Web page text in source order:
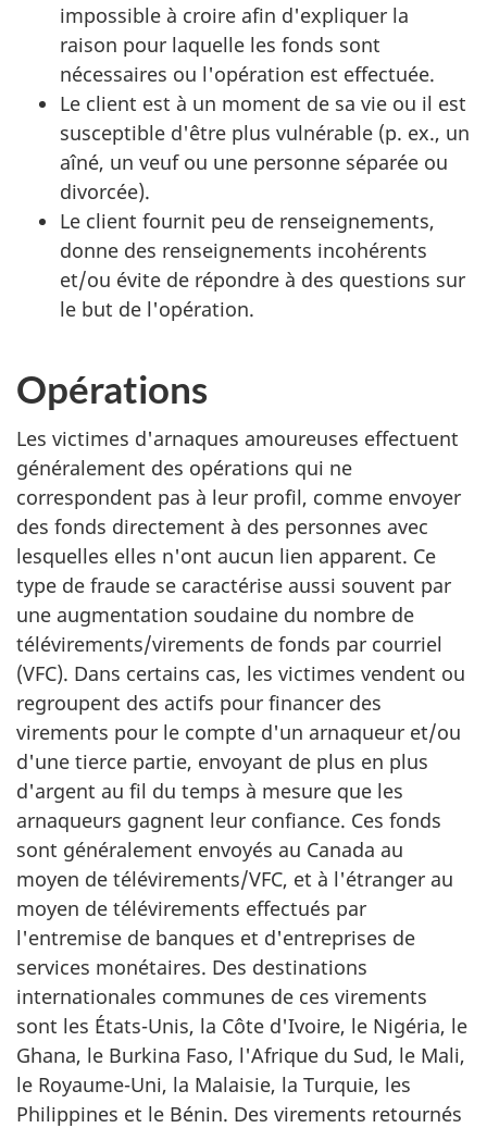
impossible à croire afin d'expliquer la
raison pour laquelle les fonds sont
nécessaires ou l'opération est effectuée.
Le client est à un moment de sa vie ou il est
susceptible d'être plus vulnérable (p. ex., un
aîné, un veuf ou une personne séparée ou
divorcée).
Le client fournit peu de renseignements,
donne des renseignements incohérents
et/ou évite de répondre à des questions sur
le but de l'opération.
Opérations
Les victimes d'arnaques amoureuses effectuent
généralement des opérations qui ne
correspondent pas à leur profil, comme envoyer
des fonds directement à des personnes avec
lesquelles elles n'ont aucun lien apparent. Ce
type de fraude se caractérise aussi souvent par
une augmentation soudaine du nombre de
télévirements/virements de fonds par courriel
(VFC). Dans certains cas, les victimes vendent ou
regroupent des actifs pour financer des
virements pour le compte d'un arnaqueur et/ou
d'une tierce partie, envoyant de plus en plus
d'argent au fil du temps à mesure que les
arnaqueurs gagnent leur confiance. Ces fonds
sont généralement envoyés au Canada au
moyen de télévirements/VFC, et à l'étranger au
moyen de télévirements effectués par
l'entremise de banques et d'entreprises de
services monétaires. Des destinations
internationales communes de ces virements
sont les États-Unis, la Côte d'Ivoire, le Nigéria, le
Ghana, le Burkina Faso, l'Afrique du Sud, le Mali,
le Royaume-Uni, la Malaisie, la Turquie, les
Philippines et le Bénin. Des virements retournés